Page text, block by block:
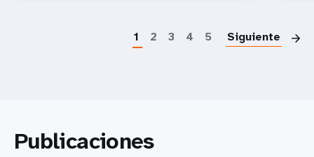
1 2 3 4 5 Siguiente
Publicaciones